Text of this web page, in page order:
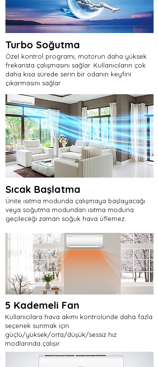
Turbo Soğutma
Özel kontrol programı, motorun daha yüksek
frekansta çalışmasını sağlar. Kullanıcıların çok
daha kısa sürede serin bir odanın keyfini
çıkarmasını sağlar
Sıcak Başlatma
Ünite ısıtma modunda çalışmaya başlayacağı
veya soğutma modundan ısıtma moduna
geçileceği zaman soğuk hava üflemez.
5 Kademeli Fan
Kullanıcılara hava akımı kontrolünde daha fazla
seçenek sunmak için
güçlü/yüksek/orta/düşük/sessiz hız
modlarında çalışır.